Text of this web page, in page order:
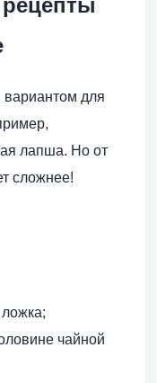
для
лапша. Но от
сложнее!
чайной